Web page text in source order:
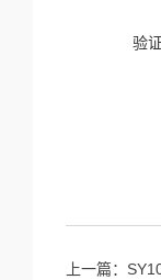
验
上一篇：